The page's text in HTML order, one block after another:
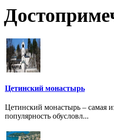
Цетинский монастырь
Цетинский монастырь – самая
популярность обусловл...